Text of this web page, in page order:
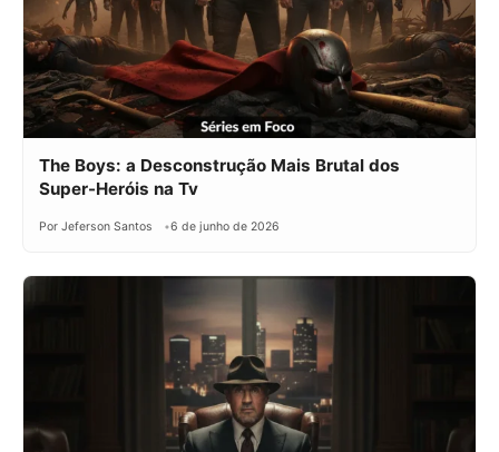
The Boys: a Desconstrução Mais Brutal dos
Super-Heróis na Tv
Por Jeferson Santos 6 de junho de 2026